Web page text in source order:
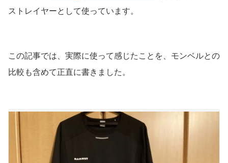
ストレイヤーとして使っています。
この記事では、実際に使って感じたことを、モンベルとの
比較も含めて正直に書きました。